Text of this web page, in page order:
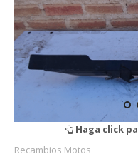
Haga click
Recambios Motos